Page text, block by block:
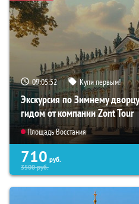
09:05:51 Купи первым!
Экскурсия по Зимнему
гидом от компании Zont Tour
Площадь Восстания
710 руб.
3500руб.